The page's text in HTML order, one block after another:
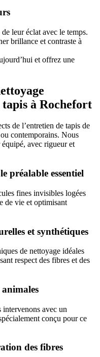
leur éclat avec le temps.
brillance et contraste à
et offrez une
tapis à Rochefort
de l’entretien de tapis de
contemporains. Nous
avec rigueur et
préalable essentiel
fines invisibles logées
de vie et optimisant
et synthétiques
de nettoyage idéales
respect des fibres et des
intervenons avec un
conçu pour ce
des fibres